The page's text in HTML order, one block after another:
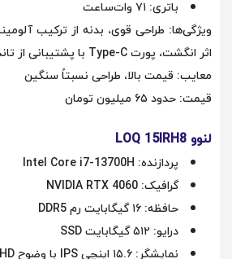
باتری: ۷۱ وات‌ساعت
ویژگی‌ها: طراحی قوی، بدنه از ترکیب
اثر انگشت، پورت Type-C با پشتیبانی از تاندربولت ۴
معایب: قیمت بالا، طراحی نسبتاً سنگین
قیمت: حدود ۶۵ میلیون تومان
لنوو LOQ 15IRH8
پردازنده: Intel Core i7-13700H
گرافیک: NVIDIA RTX 4060
حافظه: ۱۶ گیگابایت رم DDR5
درایو: ۵۱۲ گیگابایت SSD